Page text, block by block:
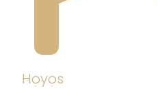
Hoyos